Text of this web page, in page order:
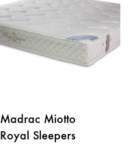
LISTU
ŽELJA
Madrac Miotto
Royal Sleepers